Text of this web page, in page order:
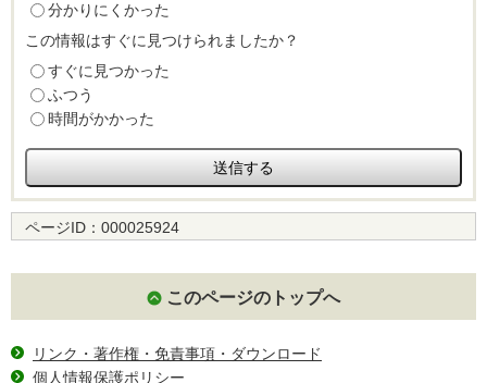
分かりにくかった
この情報はすぐに見つけられましたか？
すぐに見つかった
ふつう
時間がかかった
ページID： 000025924
このページのトップへ
リンク・著作権・免責事項・ダウンロード
個人情報保護ポリシー